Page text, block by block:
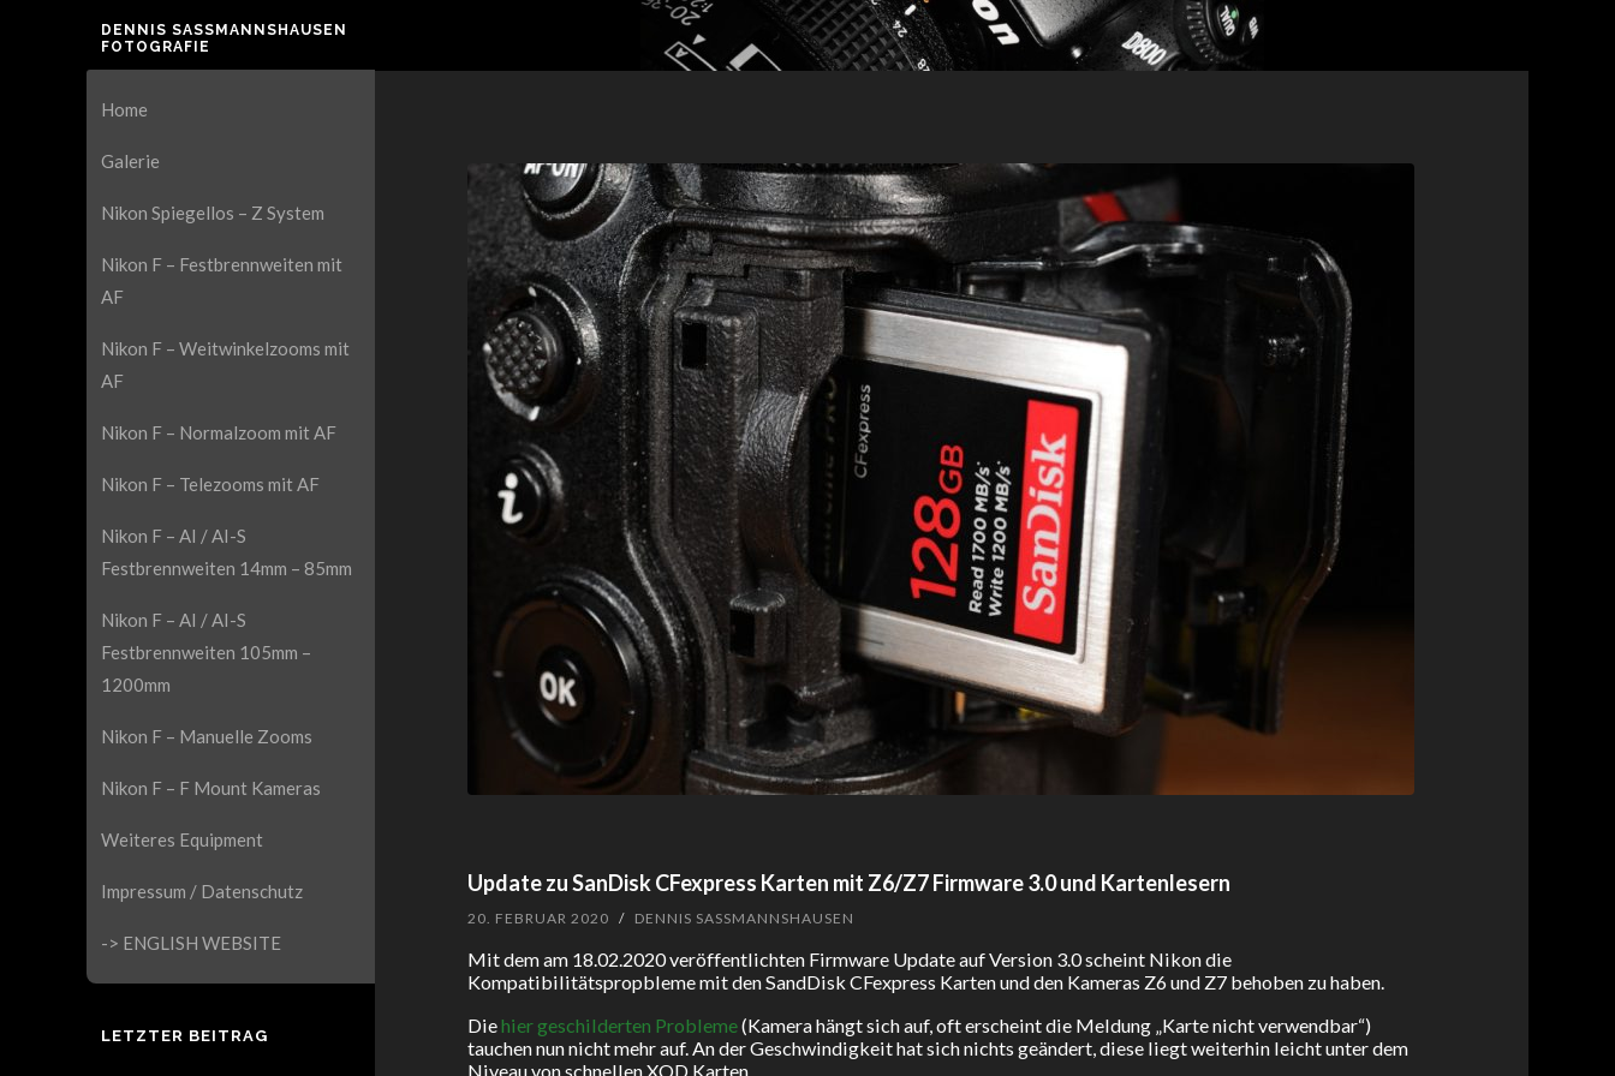
DENNIS SASSMANNSHAUSEN F
OTOGRAFIE
Home
Galerie
Nikon Spiegellos – Z System
Nikon F – Festbrennweiten mit
AF
Nikon F – Weitwinkelzooms mit
AF
Nikon F – Normalzoom mit AF
Nikon F – Telezooms mit AF
Nikon F – AI / AI-S
Festbrennweiten 14mm – 85mm
Nikon F – AI / AI-S
Festbrennweiten 105mm –
1200mm
Nikon F – Manuelle Zooms
Nikon F – F Mount Kameras
Weiteres Equipment
Impressum / Datenschutz
-> ENGLISH WEBSITE
LETZTER BEITRAG
Update zu SanDisk CFexpress Karten mit Z6/Z7 Firmware 3.0 und Kartenlesern
20. FEBRUAR 2020 / DENNIS SASSMANNSHAUSEN
Mit dem am 18.02.2020 veröffentlichten Firmware Update auf Version 3.0 scheint Nikon die
Kompatibilitätspropbleme mit den SandDisk CFexpress Karten und den Kameras Z6 und Z7 behoben zu haben.
Diehier geschilderten Probleme(Kamera hängt sich auf, oft erscheint die Meldung „Karte nicht verwendbar“)
tauchen nun nicht mehr auf. An der Geschwindigkeit hat sich nichts geändert, diese liegt weiterhin leicht unter dem
Niveau von schnellen XQD Karten.